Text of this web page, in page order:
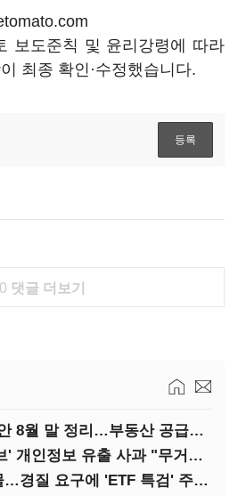
보도준칙 및 윤리강령에 따라
최종 확인·수정했습니다.
댓글 더보기
한정애 "세제 개편안 8월 말 정리…부동산 공급도 논의"
조승래, '블루웨이브' 개인정보 유출 사과 "무거운 책임 통감"
김용범 책임론 봇물…경질 요구에 'ETF 특검' 주장까지